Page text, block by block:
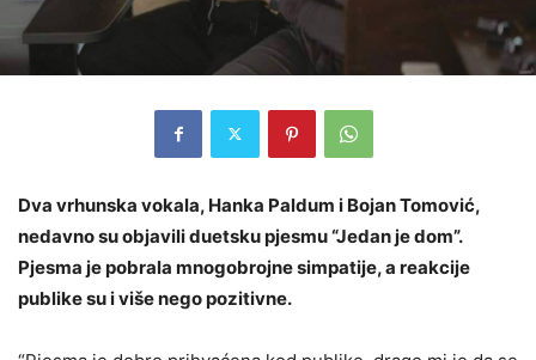
Dva vrhunska vokala, Hanka Paldum i Bojan Tomović,
nedavno su objavili duetsku pjesmu “Jedan je dom”.
Pjesma je pobrala mnogobrojne simpatije, a reakcije
publike su i više nego pozitivne.